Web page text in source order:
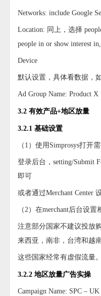
Networks: include Google
Location: 同上，选择
people in or show interest
Device
默认设置，具体看数据，
Ad Group Name: Product X
3.2 有效产品+地区放量
3.2.1 基础设置
（1）使用Simprosys打开
登录后台，setting/Submit
即可
或者通过Merchant Center
（2）在merchant后台设
注意部分国家不建议投放
来西亚，南非，台湾和越南
这些国家经常有虚假流量。
3.2.2 地区放量广告实操
Campaign Name: SPC –